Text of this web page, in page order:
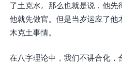
了土克水。那么也就是说，他先
他就先做官。但是当岁运应了他
木克土事情。
在八字理论中，我们不讲合化，